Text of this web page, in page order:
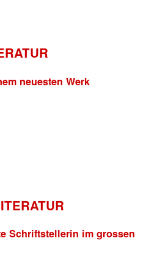
neuesten Werk
Schriftstellerin im grossen